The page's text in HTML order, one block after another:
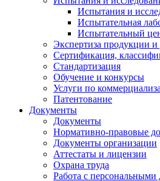
Испытания и
Испытательная
Испытательный
Экспертиза продукции и
Сертификация,
Стандартизация
Обучение и конкурсы
Услуги по
Патентование
Документы
Документы
Нормативно-правовые
Документы организации
Аттестаты и лицензии
Охрана труда
Работа с